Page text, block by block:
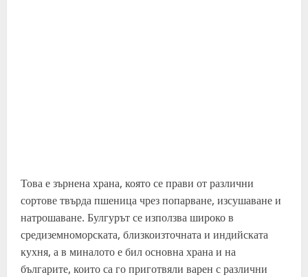
Това е зърнена храна, която се прави от различни
сортове твърда пшеница чрез попарване, изсушаване и
натрошаване. Булгурът се използва широко в
средиземноморската, близкоизточната и индийската
кухня, а в миналото е бил основна храна и на
българите, които са го приготвяли варен с различни